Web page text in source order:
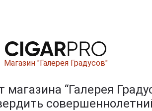
Магазин "Галерея Градусов"
“Галерея